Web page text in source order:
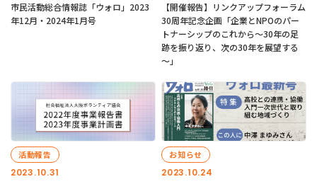
市民活動総合情報誌「ウォロ」2023
年12月・2024年1月号
【開催報告】リンクアップフォーラム
30周年記念企画「企業とNPOのパー
トナーシップのこれから～30年の足
跡を振り返り、次の30年を展望する
～」
2023.10.31
活動報告
2023.10.24
お知らせ